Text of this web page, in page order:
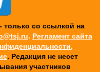
только со ссылкой на
. Регламент сайта
. Редакция не несет
участников